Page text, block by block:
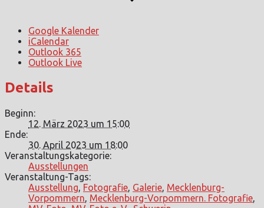
Google Kalender
iCalendar
Outlook 365
Outlook Live
Details
Beginn:
12. März 2023 um 15:00
Ende:
30. April 2023 um 18:00
Veranstaltungskategorie:
Ausstellungen
Veranstaltung-Tags:
Ausstellung, Fotografie, Galerie, Mecklenburg-
Vorpommern, Mecklenburg-Vorpommern. Fotografie,